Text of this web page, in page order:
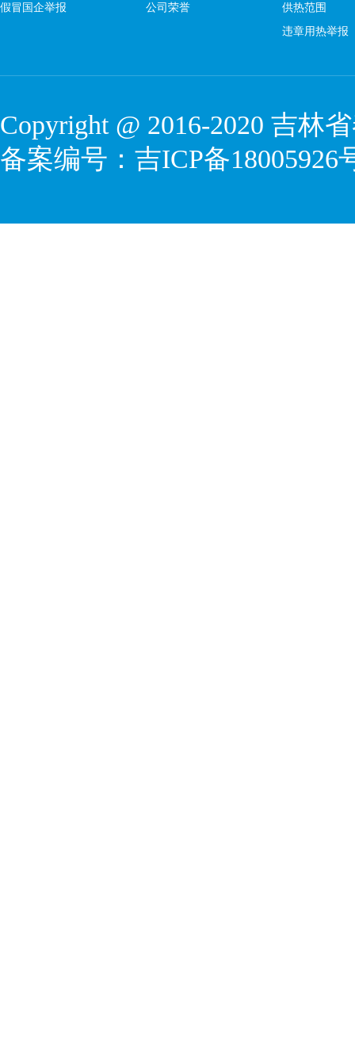
假冒国企举报
公司荣誉
供热范围
违章用热举报
Copyright @ 2016-2020 吉林
备案编号： 吉ICP备18005926